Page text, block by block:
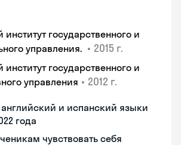
государственного и
управления. • 2015 г.
государственного и
управления • 2012 г.
и испанский языки
года
чувствовать себя